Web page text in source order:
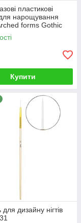
пластикові
нарощування
forms Gothic
шт
Купити
дизайну нігтів